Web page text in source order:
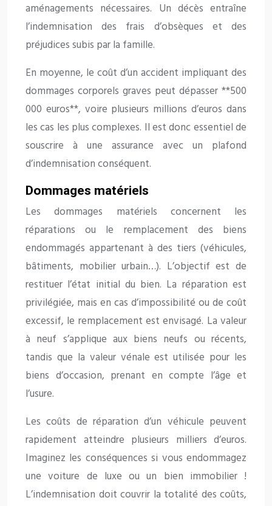
aménagements nécessaires. Un décès entraîne
l’indemnisation des frais d’obsèques et des
préjudices subis par la famille.
En moyenne, le coût d’un accident impliquant des
dommages corporels graves peut dépasser **500
000 euros**, voire plusieurs millions d’euros dans
les cas les plus complexes. Il est donc essentiel de
souscrire à une assurance avec un plafond
d’indemnisation conséquent.
Dommages matériels
Les dommages matériels concernent les
réparations ou le remplacement des biens
endommagés appartenant à des tiers (véhicules,
bâtiments, mobilier urbain…). L’objectif est de
restituer l’état initial du bien. La réparation est
privilégiée, mais en cas d’impossibilité ou de coût
excessif, le remplacement est envisagé. La valeur
à neuf s’applique aux biens neufs ou récents,
tandis que la valeur vénale est utilisée pour les
biens d’occasion, prenant en compte l’âge et
l’usure.
Les coûts de réparation d’un véhicule peuvent
rapidement atteindre plusieurs milliers d’euros.
Imaginez les conséquences si vous endommagez
une voiture de luxe ou un bien immobilier !
L’indemnisation doit couvrir la totalité des coûts,